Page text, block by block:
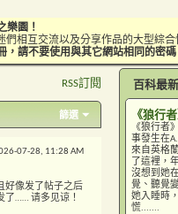
樂園！
相互交流以及分享作品的大型綜合
，請不要使用與其它網站相同的密碼
RSS訂閱
篩選
07-28, 11:28 AM
好像发了帖子之后
了…… 请多见谅！
百科最
《狼行者
《狼行者
事發生在
來自英格
了這裡，
沒想到她
覺、聽覺
她入睡時
慌.......